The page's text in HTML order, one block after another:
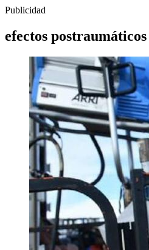
Publicidad
efectos postraumáticos